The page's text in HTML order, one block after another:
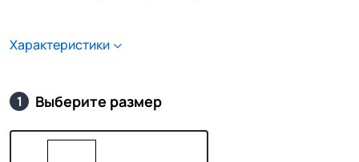
Характеристики
1 Выберите размер